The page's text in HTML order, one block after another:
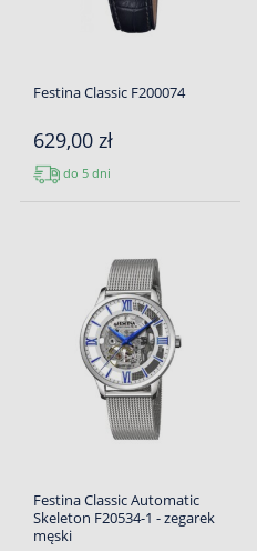
Festina Classic F200074
629,00 zł
do 5 dni
Festina Classic Automatic
Skeleton F20534-1 - zegarek
męski